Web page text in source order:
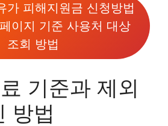
가 피해지원금 신청방법
이지 기준 사용처 대상
조회 방법
기준과 제외
방법